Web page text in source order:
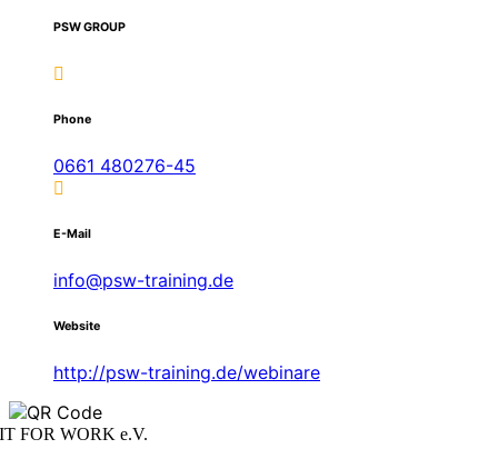
PSW GROUP
Phone
0661 480276-45
E-Mail
info@psw-training.de
Website
http://psw-training.de/webinare
IT FOR WORK e.V.